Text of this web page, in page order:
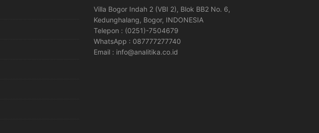
Villa Bogor Indah 2 (VBI 2), Blok BB2 No. 6,
Kedunghalang, Bogor, INDONESIA
Telepon : (0251)-7504679
WhatsApp : 087777277740
Email : info@analitika.co.id